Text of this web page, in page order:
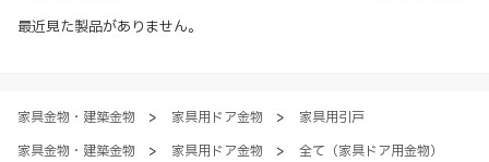
約、プライバシーポリシー、製品情報ガイドをご確認いただき、内容の
最近見た製品がありません。
家具金物・建築金物 > 家具用ドア金物 >
家具用引戸
家具金物・建築金物
> 家具用ドア金物 > 全て（家具ドア用金物）